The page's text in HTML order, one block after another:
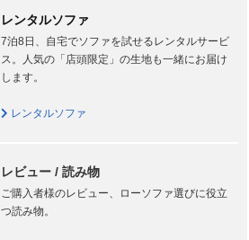
レンタルソファ
7泊8日、自宅でソファを試せるレンタルサービ
ス。人気の「店頭限定」の生地も一緒にお届け
します。
レンタルソファ
レビュー / 読み物
ご購入者様のレビュー、ローソファ選びに役立
つ読み物。